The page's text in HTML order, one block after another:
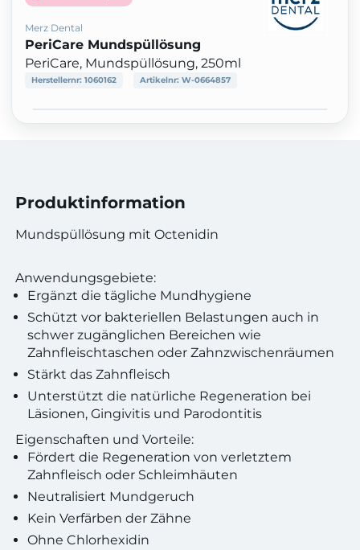
Merz Dental
PeriCare Mundspüllösung
PeriCare, Mundspüllösung, 250ml
Herstellernr: 1060162 Artikelnr: W-0664857
Produktinformation
Mundspüllösung mit Octenidin
Anwendungsgebiete:
Ergänzt die tägliche Mundhygiene
Schützt vor bakteriellen Belastungen auch in
schwer zugänglichen Bereichen wie
Zahnfleischtaschen oder Zahnzwischenräumen
Stärkt das Zahnfleisch
Unterstützt die natürliche Regeneration bei
Läsionen, Gingivitis und Parodontitis
Eigenschaften und Vorteile:
Fördert die Regeneration von verletztem
Zahnfleisch oder Schleimhäuten
Neutralisiert Mundgeruch
Kein Verfärben der Zähne
Ohne Chlorhexidin